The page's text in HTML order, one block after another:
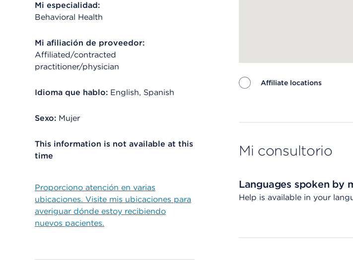
Mi especialidad:
Behavioral Health
Mi afiliación de proveedor:
Affiliated/contracted
practitioner/physician
Idioma que hablo: English, Spanish
Sexo: Mujer
This information is not available at this
time
Proporciono atención en varias
ubicaciones. Visite mis ubicaciones para
averiguar dónde estoy recibiendo
nuevos pacientes.
Affiliate locations
Mi consultorio
Languages spoken by
Help is available in your